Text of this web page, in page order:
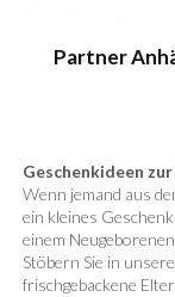
Partner
Geschenkideen
Wenn jemand aus
ein kleines
einem
Stöbern Sie in
frischgebackene